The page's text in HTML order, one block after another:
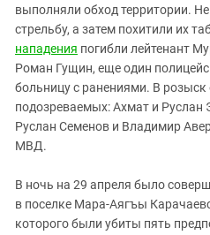
ЮФО
выполняли обход территории.
стрельбу, а затем похитили их
нападения погибли лейтенант
Роман Гущин, еще один
больницу с ранениями. В
подозреваемых: Ахмат и
Руслан Семенов и Владимир
МВД.
В ночь на 29 апреля было
в поселке Мара-Аягъы
которого были убиты пять